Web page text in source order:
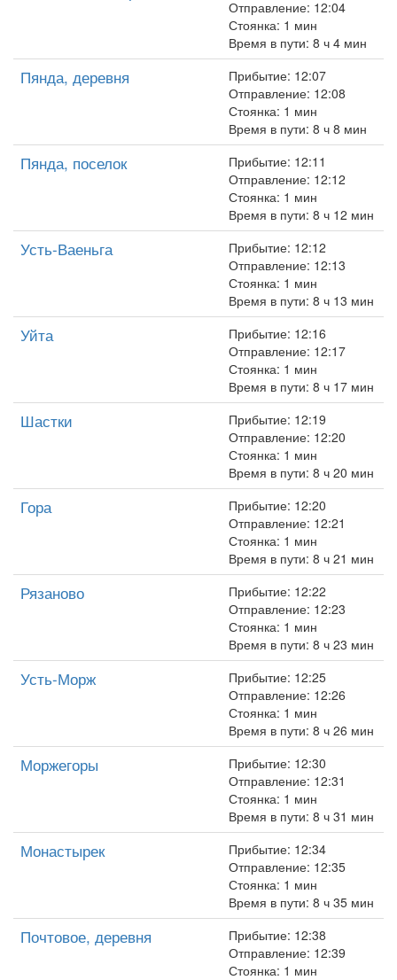
Отправление: 12:04
Стоянка: 1 мин
Время в пути: 8 ч 4 мин
Пянда, деревня
Прибытие: 12:07
Отправление: 12:08
Стоянка: 1 мин
Время в пути: 8 ч 8 мин
Пянда, поселок
Прибытие: 12:11
Отправление: 12:12
Стоянка: 1 мин
Время в пути: 8 ч 12 мин
Усть-Ваеньга
Прибытие: 12:12
Отправление: 12:13
Стоянка: 1 мин
Время в пути: 8 ч 13 мин
Уйта
Прибытие: 12:16
Отправление: 12:17
Стоянка: 1 мин
Время в пути: 8 ч 17 мин
Шастки
Прибытие: 12:19
Отправление: 12:20
Стоянка: 1 мин
Время в пути: 8 ч 20 мин
Гора
Прибытие: 12:20
Отправление: 12:21
Стоянка: 1 мин
Время в пути: 8 ч 21 мин
Рязаново
Прибытие: 12:22
Отправление: 12:23
Стоянка: 1 мин
Время в пути: 8 ч 23 мин
Усть-Морж
Прибытие: 12:25
Отправление: 12:26
Стоянка: 1 мин
Время в пути: 8 ч 26 мин
Моржегоры
Прибытие: 12:30
Отправление: 12:31
Стоянка: 1 мин
Время в пути: 8 ч 31 мин
Монастырек
Прибытие: 12:34
Отправление: 12:35
Стоянка: 1 мин
Время в пути: 8 ч 35 мин
Почтовое, деревня
Прибытие: 12:38
Отправление: 12:39
Стоянка: 1 мин